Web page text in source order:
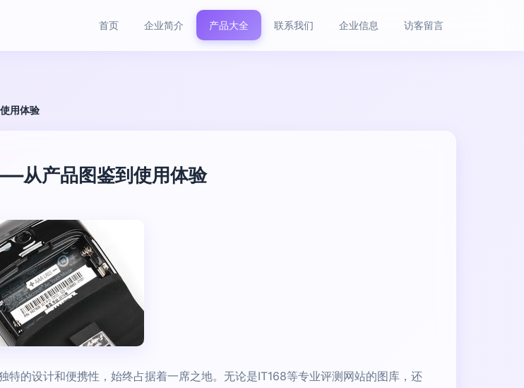
首页 企业简介 产品大全 联系我们 企业信息 访客留言
用体验
从产品图鉴到使用体验
的设计和便携性，始终占据着一席之地。无论是IT168等专业评测网站的图库，还